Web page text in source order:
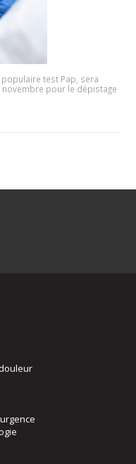
test Pap, sera
pour le dépistage